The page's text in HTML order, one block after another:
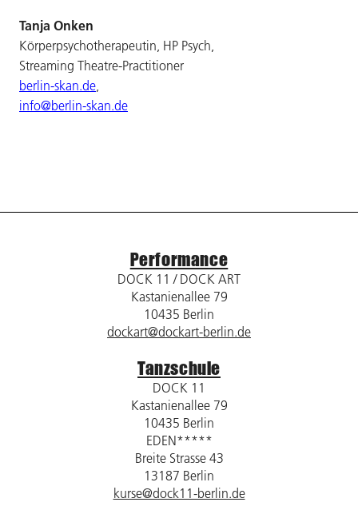
Tanja Onken
Körperpsychotherapeutin, HP Psych,
Streaming Theatre-Practitioner
berlin-skan.de,
info@berlin-skan.de
Performance
DOCK 11 / DOCK ART
Kastanienallee 79
10435 Berlin
dockart@dockart-berlin.de
Tanzschule
DOCK 11
Kastanienallee 79
10435 Berlin
EDEN*****
Breite Strasse 43
13187 Berlin
kurse@dock11-berlin.de